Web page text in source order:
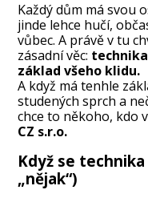
Každý dům má svou
jinde lehce hučí,
vůbec. A právě v tu
zásadní věc:
základ všeho klidu.
A když má tenhle
studených sprch a
chce to někoho, kdo
CZ s.r.o.
Když se
„nějak“)